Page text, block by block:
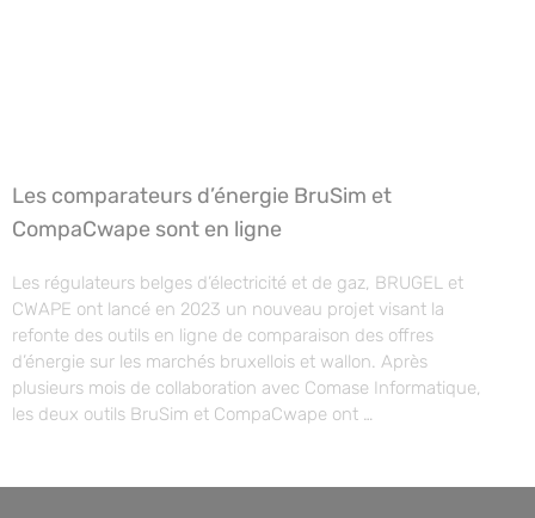
Les comparateurs d’énergie BruSim et
CompaCwape sont en ligne
Les régulateurs belges d’électricité et de gaz, BRUGEL et
CWAPE ont lancé en 2023 un nouveau projet visant la
refonte des outils en ligne de comparaison des offres
d’énergie sur les marchés bruxellois et wallon. Après
plusieurs mois de collaboration avec Comase Informatique,
les deux outils BruSim et CompaCwape ont …